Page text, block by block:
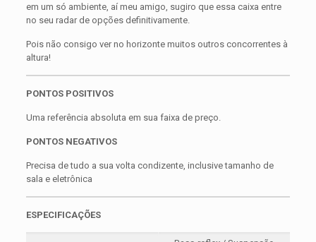
em um só ambiente, aí meu amigo, sugiro que essa caixa entre
no seu radar de opções definitivamente.
Pois não consigo ver no horizonte muitos outros concorrentes à
altura!
PONTOS POSITIVOS
Uma referência absoluta em sua faixa de preço.
PONTOS NEGATIVOS
Precisa de tudo a sua volta condizente, inclusive tamanho de
sala e eletrônica
ESPECIFICAÇÕES